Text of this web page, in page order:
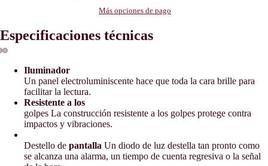
Más opciones de pago
Especificaciones técnicas
Iluminador
Un panel electroluminiscente hace que toda la cara brille para
facilitar la lectura.
Resistente a los
golpes La construcción resistente a los golpes protege contra
impactos y vibraciones.
Destello de pantalla Un diodo de luz destella tan pronto como
se alcanza una alarma, un tiempo de cuenta regresiva o la señal